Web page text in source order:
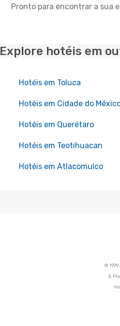
Pronto para encontrar a sua
Explore hotéis em
Hotéis em Toluca
Hotéis em Cidade do
Hotéis em Querétaro
Hotéis em Teotihuacan
Hotéis em Atlacomulco
©
4,